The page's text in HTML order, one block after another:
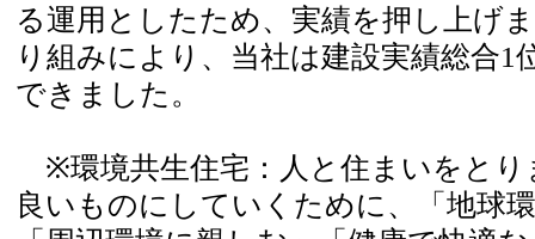
る運用としたため、実績を押し上げ
り組みにより、当社は建設実績総合1
できました。
※環境共生住宅：人と住まいをとり
良いものにしていくために、「地球